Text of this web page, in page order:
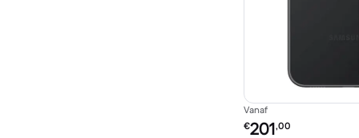
Vanaf
Refurbished prijs:
€201,00